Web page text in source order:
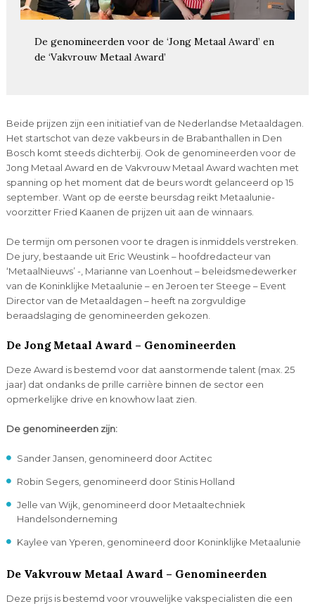
De genomineerden voor de ‘Jong Metaal Award’ en
de ‘Vakvrouw Metaal Award’
Beide prijzen zijn een initiatief van de Nederlandse Metaaldagen.
Het startschot van deze vakbeurs in de Brabanthallen in Den
Bosch komt steeds dichterbij. Ook de genomineerden voor de
Jong Metaal Award en de Vakvrouw Metaal Award wachten met
spanning op het moment dat de beurs wordt gelanceerd op 15
september. Want op de eerste beursdag reikt Metaalunie-
voorzitter Fried Kaanen de prijzen uit aan de winnaars.
De termijn om personen voor te dragen is inmiddels verstreken.
De jury, bestaande uit Eric Weustink – hoofdredacteur van
‘MetaalNieuws’ -, Marianne van Loenhout – beleidsmedewerker
van de Koninklijke Metaalunie – en Jeroen ter Steege – Event
Director van de Metaaldagen – heeft na zorgvuldige
beraadslaging de genomineerden gekozen.
De Jong Metaal Award – Genomineerden
Deze Award is bestemd voor dat aanstormende talent (max. 25
jaar) dat ondanks de prille carrière binnen de sector een
opmerkelijke drive en knowhow laat zien.
De genomineerden zijn:
Sander Jansen, genomineerd door Actitec
Robin Segers, genomineerd door Stinis Holland
Jelle van Wijk, genomineerd door Metaaltechniek
Handelsonderneming
Kaylee van Yperen, genomineerd door Koninklijke Metaalunie
De Vakvrouw Metaal Award – Genomineerden
Deze prijs is bestemd voor vrouwelijke vakspecialisten die een